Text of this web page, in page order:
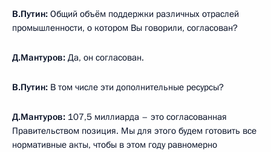
В.Путин: Общий объём поддержки различных отраслей
промышленности, о котором Вы говорили, согласован?
Д.Мантуров: Да, он согласован.
В.Путин: В том числе эти дополнительные ресурсы?
Д.Мантуров: 107,5 миллиарда – это согласованная
Правительством позиция. Мы для этого будем готовить все
нормативные акты, чтобы в этом году равномерно